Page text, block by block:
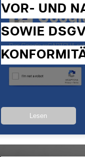
VOR- UND
SOWIE
Lesen